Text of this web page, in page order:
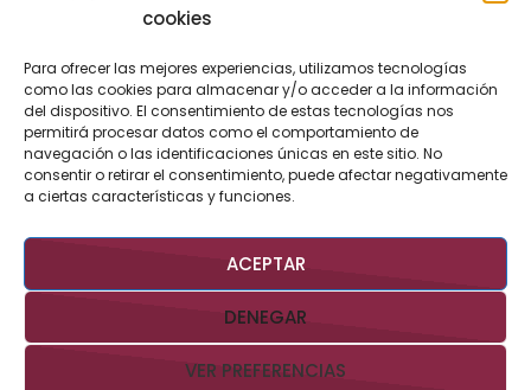
cookies
Para ofrecer las mejores experiencias, utilizamos tecnologías
como las cookies para almacenar y/o acceder a la información
del dispositivo. El consentimiento de estas tecnologías nos
permitirá procesar datos como el comportamiento de
navegación o las identificaciones únicas en este sitio. No
consentir o retirar el consentimiento, puede afectar negativamente
a ciertas características y funciones.
ACEPTAR
DENEGAR
VER PREFERENCIAS
«
Jul
BUSCAR AHORA